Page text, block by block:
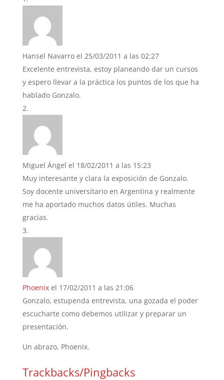
Hansel Navarro el 25/03/2011 a las 02:27
Excelente entrevista, estoy planeando dar un cursos
y espero llevar a la práctica los puntos de los que ha
hablado Gonzalo.
Miguel Ángel el 18/02/2011 a las 15:23
Muy interesante y clara la exposición de Gonzalo.
Soy docente universitario en Argentina y realmente
me ha aportado muchos datos útiles. Muchas
gracias.
Phoenix el 17/02/2011 a las 21:06
Gonzalo, estupenda entrevista, una gozada el poder
escucharte como debemos utilizar y preparar un
presentación.
Un abrazo, Phoenix.
Trackbacks/Pingbacks